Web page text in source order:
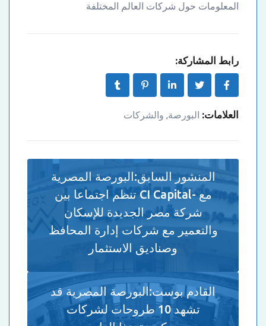
المعلومات حول شركات العالم المختلفة
رابط المشاركة:
العلامات: البورصة, والشركات
المنشور السابق:البورصة المصرية
مع -CI Capital تنظم اجتماعا بين
شركة مصر الجديدة للإسكان
والتعمير مع شركات إدارة المحافظ
وصناديق الاستثمار
القادم بوست:البورصة المصرية قد
تشهد 10 طروحات لشركات